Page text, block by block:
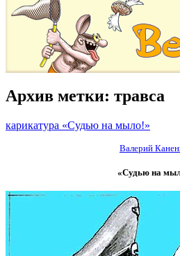
Архив метки: травса
карикатура «Судью на мыло!»
Валерий
«Судью на